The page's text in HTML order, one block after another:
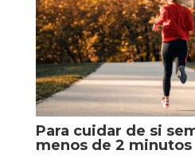
Para cuidar de si
menos de 2 minutos